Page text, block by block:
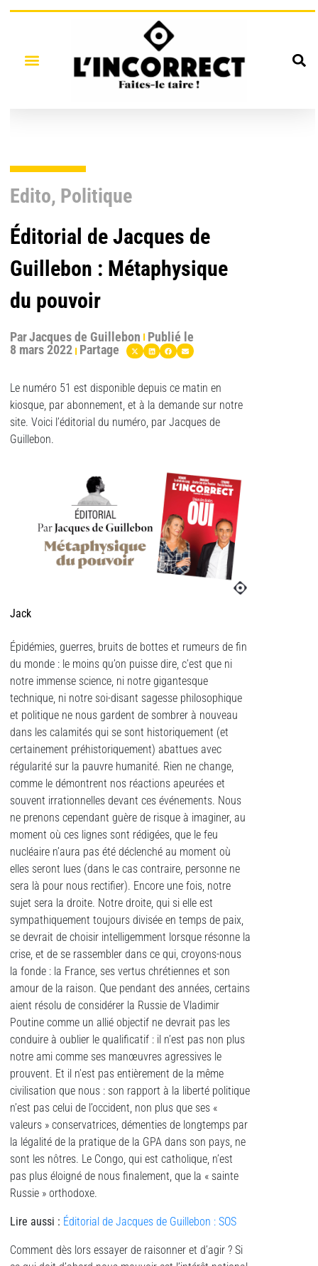
Edito, Politique
Éditorial de Jacques de
Guillebon : Métaphysique
du pouvoir
ParJacques de Guillebon Publié le
8 mars 2022 Partage
Le numéro 51 est disponible depuis ce matin en
kiosque, par abonnement, et à la demande sur notre
site. Voici l’éditorial du numéro, par Jacques de
Guillebon.
Jack
Épidémies, guerres, bruits de bottes et rumeurs de fin
du monde : le moins qu’on puisse dire, c’est que ni
notre immense science, ni notre gigantesque
technique, ni notre soi-disant sagesse philosophique
et politique ne nous gardent de sombrer à nouveau
dans les calamités qui se sont historiquement (et
certainement préhistoriquement) abattues avec
régularité sur la pauvre humanité. Rien ne change,
comme le démontrent nos réactions apeurées et
souvent irrationnelles devant ces événements. Nous
ne prenons cependant guère de risque à imaginer, au
moment où ces lignes sont rédigées, que le feu
nucléaire n’aura pas été déclenché au moment où
elles seront lues (dans le cas contraire, personne ne
sera là pour nous rectifier). Encore une fois, notre
sujet sera la droite. Notre droite, qui si elle est
sympathiquement toujours divisée en temps de paix,
se devrait de choisir intelligemment lorsque résonne la
crise, et de se rassembler dans ce qui, croyons-nous
la fonde : la France, ses vertus chrétiennes et son
amour de la raison. Que pendant des années, certains
aient résolu de considérer la Russie de Vladimir
Poutine comme un allié objectif ne devrait pas les
conduire à oublier le qualificatif : il n’est pas non plus
notre ami comme ses manœuvres agressives le
prouvent. Et il n’est pas entièrement de la même
civilisation que nous : son rapport à la liberté politique
n’est pas celui de l’occident, non plus que ses «
valeurs » conservatrices, démenties de longtemps par
la légalité de la pratique de la GPA dans son pays, ne
sont les nôtres. Le Congo, qui est catholique, n’est
pas plus éloigné de nous finalement, que la « sainte
Russie » orthodoxe.
Lire aussi : Éditorial de Jacques de Guillebon : SOS
Comment dès lors essayer de raisonner et d’agir ? Si